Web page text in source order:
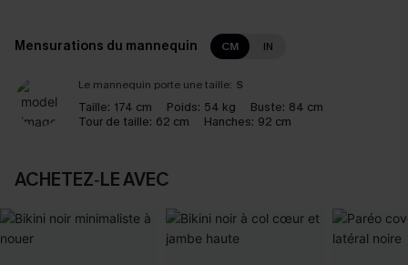
Mensurations du mannequin CM IN
Le mannequin porte une taille: S
Taille: 174 cm Poids: 54 kg Buste: 84 cm
Tour de taille: 62 cm Hanches: 92 cm
ACHETEZ‑LE AVEC